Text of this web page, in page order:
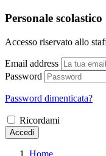
Personale scolastico
Accesso riservato allo
Email address
Password
Password dimenticata?
Ricordami
Accedi
Home